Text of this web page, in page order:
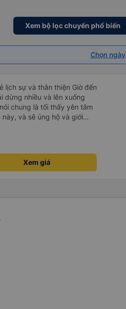
Xem bộ lọc chuyến phổ biến
Chọn ngày
lịch sự và thân thiện Giờ đến
dừng nhiều và lên xuống
chung là tối thấy yên tâm
và sẽ ủng hộ và giới
vụ của nhà xe này
Xem giá